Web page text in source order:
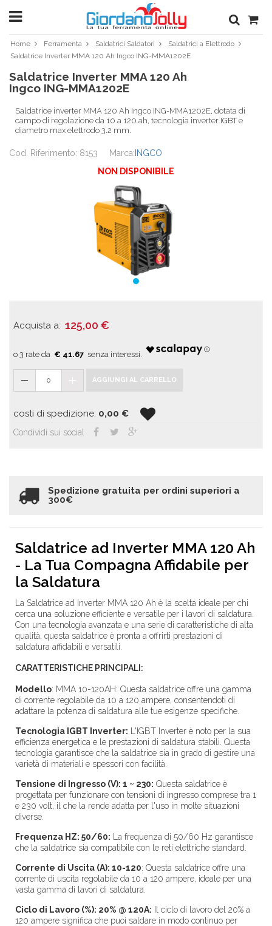
Home Ferramenta Saldatrici Saldatori
Saldatrici a Elettrodo
Saldatrice Inverter MMA 120 Ah Ingco ING-MMA1202E
Saldatrice Inverter MMA 120 Ah
Ingco ING-MMA1202E
Saldatrice inverter MMA 120 Ah Ingco ING-MMA1202E, dotata di
campo di regolazione da 10 a 120 ah, tecnologia inverter IGBT e
diametro max elettrodo 3.2 mm.
Cod. Riferimento: 8153 Marca: INGCO
NON DISPONIBILE
Acquista a: 125,00 €
€ 41.67
0 AGGIUNGI AL CARRELLO
costi di spedizione: 0,00 €
Condividi sui social
Spedizione gratuita per ordini superiori a
300€
Saldatrice ad Inverter MMA 120 Ah
- La Tua Compagna Affidabile per
la Saldatura
La Saldatrice ad Inverter MMA 120 Ah è la scelta ideale per chi
cerca una soluzione efficiente e versatile per i lavori di saldatura.
Con una tecnologia avanzata e una serie di caratteristiche di alta
qualità, questa saldatrice è pronta a offrirti prestazioni di
saldatura affidabili e versatili.
CARATTERISTICHE PRINCIPALI:
Modello: MMA 10-120AH: Questa saldatrice offre una gamma
di corrente regolabile da 10 a 120 ampere, consentendoti di
adattare la potenza di saldatura alle tue esigenze specifiche.
Tecnologia IGBT Inverter: L'IGBT Inverter è noto per la sua
efficienza energetica e le prestazioni di saldatura stabili. Questa
tecnologia garantisce che la saldatrice sia in grado di gestire una
varietà di materiali e spessori con facilità.
Tensione di Ingresso (V): 1 ~ 230: Questa saldatrice è
progettata per funzionare con tensioni di ingresso comprese tra 1
e 230 volt, il che la rende adatta per l'uso in molte situazioni
diverse.
Frequenza HZ: 50/60: La frequenza di 50/60 Hz garantisce
che la saldatrice sia compatibile con le reti elettriche standard.
Corrente di Uscita (A): 10-120: Questa saldatrice offre una
corrente di uscita regolabile da 10 a 120 ampere, ideale per una
vasta gamma di lavori di saldatura.
Ciclo di Lavoro (%): 20% @ 120A: Il ciclo di lavoro del 20% a
120 ampere significa che puoi saldare in modo continuo per